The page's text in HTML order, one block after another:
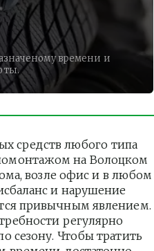
времени и
средств любого типа
на Волоцком
возле офис и в любом
и нарушение
привычным явлением.
регулярно
сезону. Чтобы тратить